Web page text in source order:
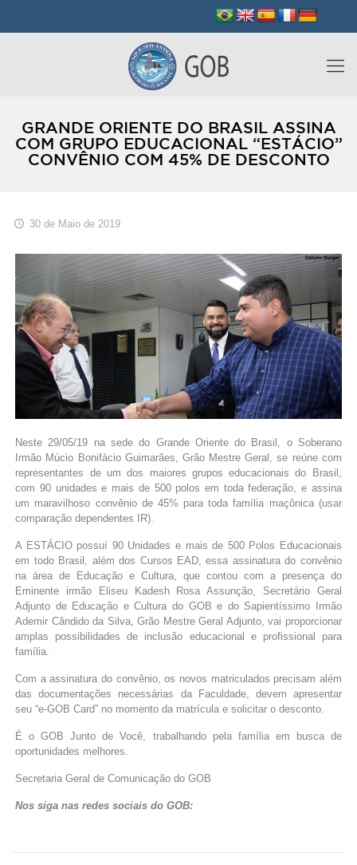
GRANDE ORIENTE DO BRASIL ASSINA
COM GRUPO EDUCACIONAL “ESTÁCIO”
CONVÊNIO COM 45% DE DESCONTO
30 de Maio de 2019
Neste 29/05/19 na sede do Grande Oriente do Brasil, o Soberano
Irmão Múcio Bonifácio Guimarães, Grão Mestre Geral, se reúne com
representantes de um dos maiores grupos educacionais do Brasil,
com 90 unidades e mais de 500 polos em toda federação, e assina
um maravilhoso convênio de 45% para toda família maçônica (usar
comparação dependentes IR).
A ESTÁCIO possuí 90 Unidades e mais de 500 Polos Educacionais
em todo Brasil, além dos Cursos EAD, essa assinatura do convênio
na área de Educação e Cultura, que contou com a presença do
Eminente irmão Eliseu Kadesh Rosa Assunção, Secretário Geral
Adjunto de Educação e Cultura do GOB e do Sapientíssimo Irmão
Ademir Cândido da Silva, Grão Mestre Geral Adjunto, vai proporcionar
amplas possibilidades de inclusão educacional e profissional para
família.
Com a assinatura do convênio, os novos matriculados precisam além
das documentações necessárias da Faculdade, devem apresentar
seu “e-GOB Card” no momento da matrícula e solicitar o desconto.
É o GOB Junto de Você, trabalhando pela família em busca de
oportunidades melhores.
Secretaria Geral de Comunicação do GOB
Nos siga nas redes sociais do GOB: